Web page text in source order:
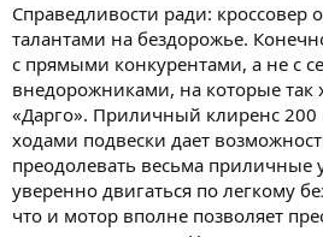
Справедливости ради: кроссовер
талантами на бездорожье.
с прямыми конкурентами, а не с
внедорожниками, на которые так
«Дарго». Приличный клиренс
ходами подвески дает
преодолевать весьма приличные
уверенно двигаться по легкому
что и мотор вполне позволяет